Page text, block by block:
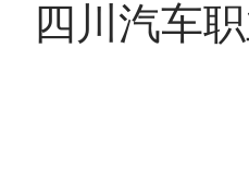
四川汽车